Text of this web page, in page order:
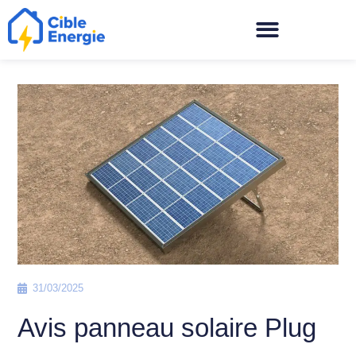
31/03/2025
Avis panneau solaire Plug